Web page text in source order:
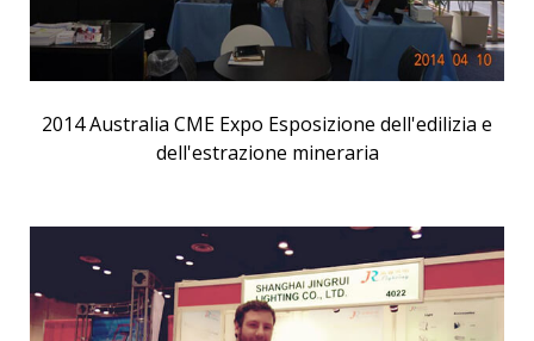
2014 Australia CME Expo Esposizione dell'edilizia e
dell'estrazione mineraria